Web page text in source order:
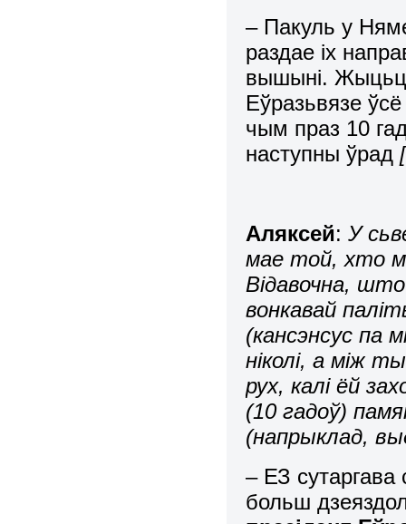
– Пакуль у
раздае іх
вышыні.
Еўразьвязе
чым праз 10
наступны ўрад
Аляксей:У
мае той, хто
Відавочна, што
вонкавай
(кансэнсус па
ніколі, а між
рух, калі ёй
(10 гадоў)
(напрыклад,
– ЕЗ
больш